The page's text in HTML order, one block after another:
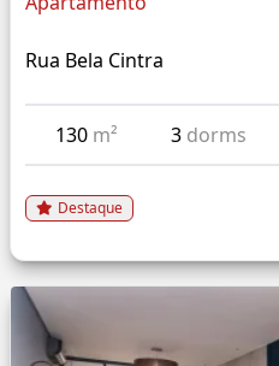
Rua Bela Cintra
130 m² 3 dorms
Destaque